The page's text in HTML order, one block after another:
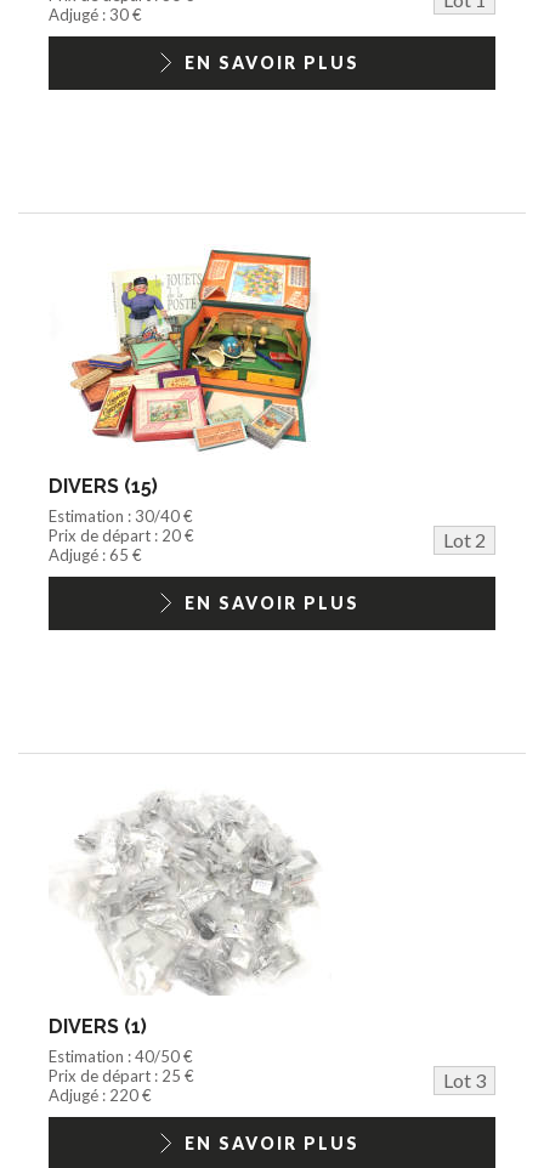
Jouets Fast Food
Trading cards
1/18ème moderne
Adjugé : 30 €
EN SAVOIR PLUS
DIVERS (15)
Estimation : 30/40 €
Prix de départ : 20 €
Lot 2
Adjugé : 65 €
EN SAVOIR PLUS
DIVERS (1)
Estimation : 40/50 €
Prix de départ : 25 €
Lot 3
Adjugé : 220 €
EN SAVOIR PLUS